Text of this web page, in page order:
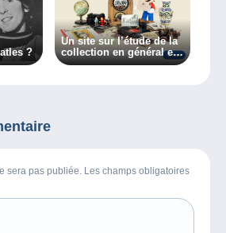
?
Un site sur l’étude de la
collection en général et
des collectionneurs en
sera pas publiée. Les champs obligatoires